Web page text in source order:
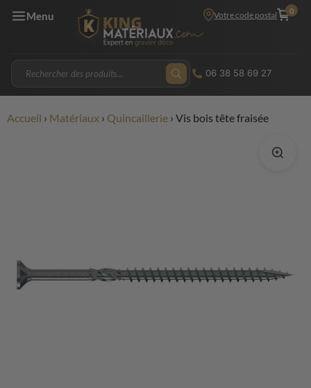
Menu Votre code postal 0
06 38 58 69 27
Accueil › Matériaux › Quincaillerie › Vis bois tête fraisée